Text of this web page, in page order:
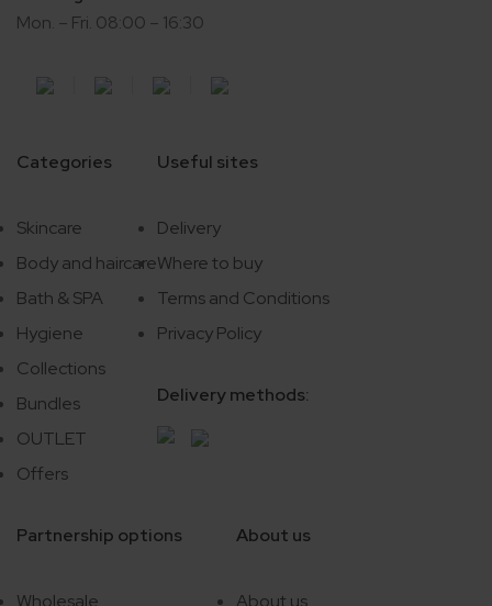
Mon. – Fri. 08:00 – 16:30
Categories
Skincare
Body and haircare
Bath & SPA
Hygiene
Collections
Bundles
OUTLET
Offers
Useful sites
Delivery
Where to buy
Terms and Conditions
Privacy Policy
Delivery methods:
Partnership options
Wholesale
About us
About us